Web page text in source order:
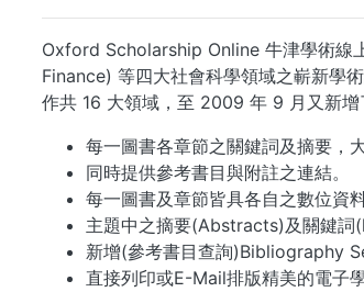
Oxford Scholarship Online 牛津學術線
Finance) 等四大社會科學領域之嶄新學
作共 16 大領域，至 2009 年 9 月又新
每一圖書各章節之關鍵詞及摘要，
同時提供參考書目與附註之連結。
每一圖書及章節皆具各自之數位資
主題中之摘要(Abstracts)及關鍵詞
新增(參考書目查詢)Bibliography
直接列印或E-Mail排版精美的電子